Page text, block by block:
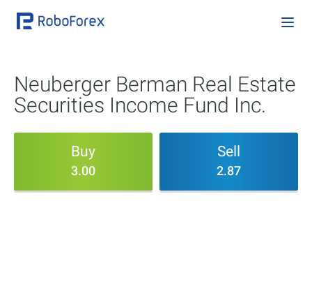
Neuberger Berman Real Estate
Securities Income Fund Inc.
Buy
3.00
Sell
2.87